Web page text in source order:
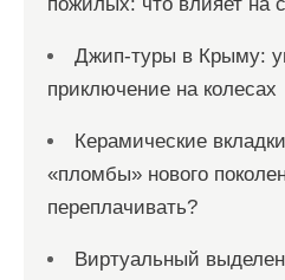
Джип-туры в Крыму:
приключение на колесах
Керамические
«пломбы» нового
переплачивать?
Виртуальный